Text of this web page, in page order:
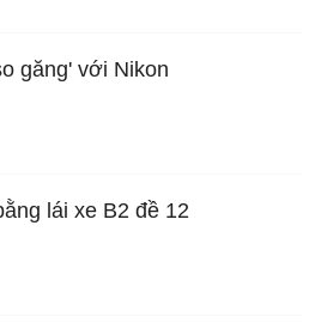
găng' với Nikon
lái xe B2 đề 12